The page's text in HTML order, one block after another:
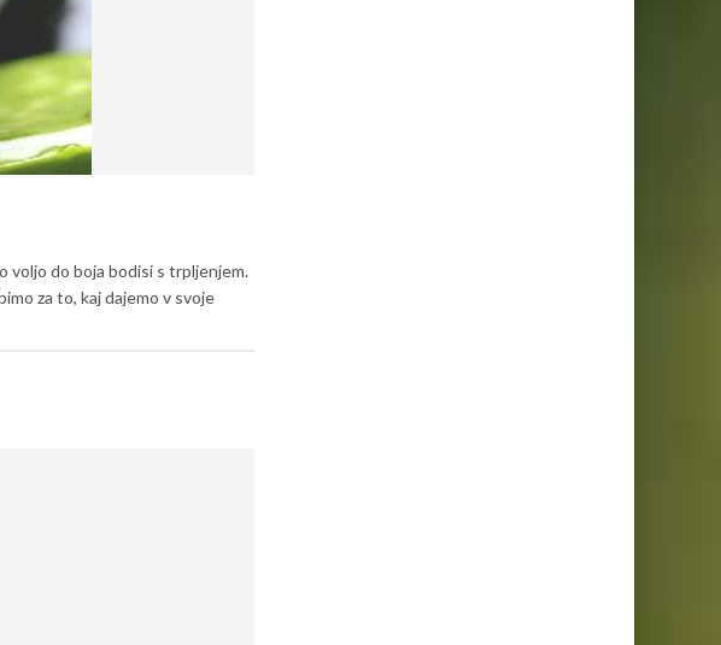
voljo do boja bodisi s trpljenjem.
za to, kaj dajemo v svoje